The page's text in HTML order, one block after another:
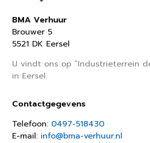
BMA Verhuur
Brouwer 5
5521 DK Eersel
U vindt ons op “Industrieterrein
in Eersel.
Contactgegevens
Telefoon: 0497-518430
E-mail: info@bma-verhuur.nl